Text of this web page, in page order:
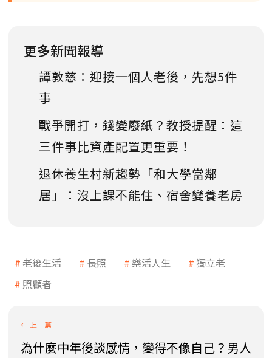
更多新聞報導
譚敦慈：迎接一個人老後，先想5件
事
戰爭開打，錢變廢紙？教授提醒：這
三件事比資產配置更重要！
退休養生村新趨勢「和大學當鄰
居」：沒上課不能住、宿舍變養老房
老後生活 長照 樂活人生
獨立老
照顧者
為什麼中年後談感情，變得不像自己？男人